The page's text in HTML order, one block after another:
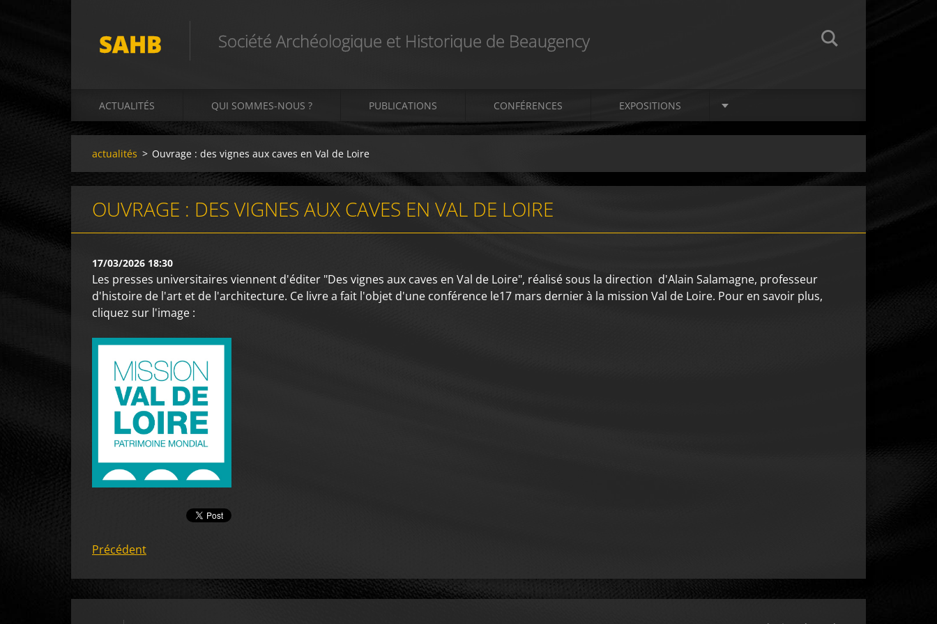
SAHB Société Archéologique et Historique de Beaugency
ACTUALITÉS QUI SOMMES-NOUS ? PUBLICATIONS CONFÉRENCES EXPOSITIONS
actualités > Ouvrage : des vignes aux caves en Val de Loire
OUVRAGE : DES VIGNES AUX CAVES EN VAL DE LOIRE
17/03/2026 18:30
Les presses universitaires viennent d'éditer "Des vignes aux caves en Val de Loire", réalisé sous la direction d'Alain Salamagne, professeur
d'histoire de l'art et de l'architecture. Ce livre a fait l'objet d'une conférence le17 mars dernier à la mission Val de Loire. Pour en savoir plus,
cliquez sur l'image :
Précédent